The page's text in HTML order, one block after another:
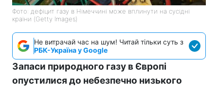
Фото: дефіцит газу в Німеччині може вплинути на сусідні
країни (Getty Images)
Не витрачай час на шум! Читай тільки суть з
РБК-Україна у Google
Запаси природного газу в Європі
опустилися до небезпечно низького